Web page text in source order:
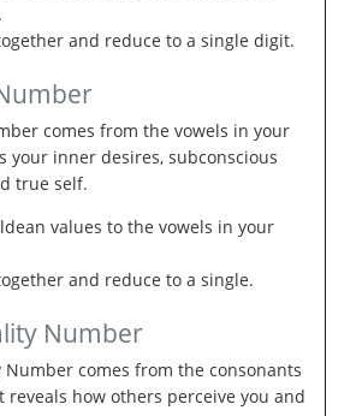
and reduce to a single digit.
comes from the vowels in your
your inner desires, subconscious
true self.
values to the vowels in your
and reduce to a single.
Number
Number comes from the consonants
reveals how others perceive you and